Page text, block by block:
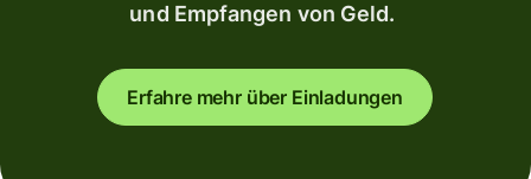
und Empfangen von Geld.
Erfahre mehr über Einladungen